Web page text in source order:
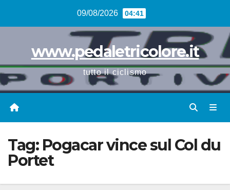
09/08/2026 04:41
www.pedaletricolore.it
tutto il ciclismo
Tag: Pogacar vince sul Col du
Portet